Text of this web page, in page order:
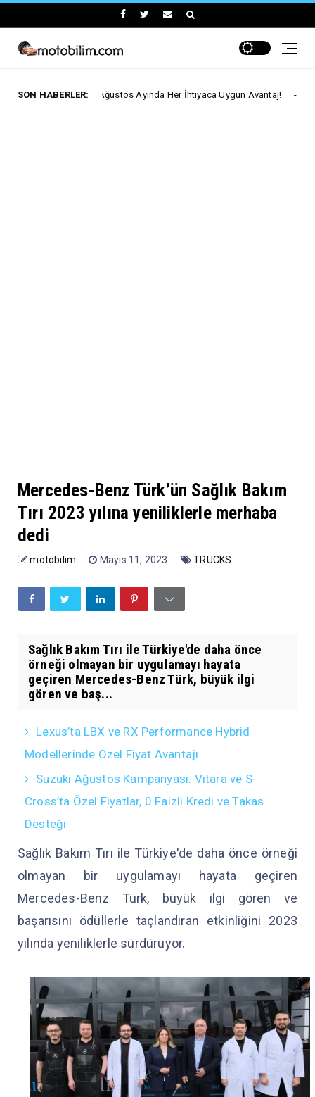
SON HABERLER:
Fiat'ta Ağustos Ayında Her İhtiyaca Uygun Avantaj! Ford Trucks
Mercedes-Benz Türk’ün Sağlık Bakım
Tırı 2023 yılına yeniliklerle merhaba
dedi
motobilim Mayıs 11, 2023 TRUCKS
Sağlık Bakım Tırı ile Türkiye'de daha önce
örneği olmayan bir uygulamayı hayata
geçiren Mercedes-Benz Türk, büyük ilgi
gören ve baş...
Lexus’ta LBX ve RX Performance Hybrid
Modellerinde Özel Fiyat Avantajı
Suzuki Ağustos Kampanyası: Vitara ve S-
Cross’ta Özel Fiyatlar, 0 Faizli Kredi ve Takas
Desteği
Sağlık Bakım Tırı ile Türkiye'de daha önce örneği
olmayan bir uygulamayı hayata geçiren
Mercedes-Benz Türk, büyük ilgi gören ve
başarısını ödüllerle taçlandıran etkinliğini 2023
yılında yeniliklerle sürdürüyor.